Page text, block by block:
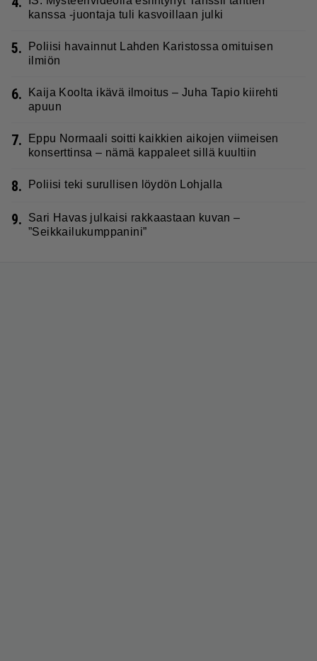
kanssa -juontaja tuli kasvoillaan julki
5.
Poliisi havainnut Lahden Karistossa omituisen
ilmiön
6.
Kaija Koolta ikävä ilmoitus – Juha Tapio kiirehti
apuun
7.
Eppu Normaali soitti kaikkien aikojen viimeisen
konserttinsa – nämä kappaleet sillä kuultiin
8. Poliisi teki surullisen löydön Lohjalla
9.
Sari Havas julkaisi rakkaastaan kuvan –
”Seikkailukumppanini”